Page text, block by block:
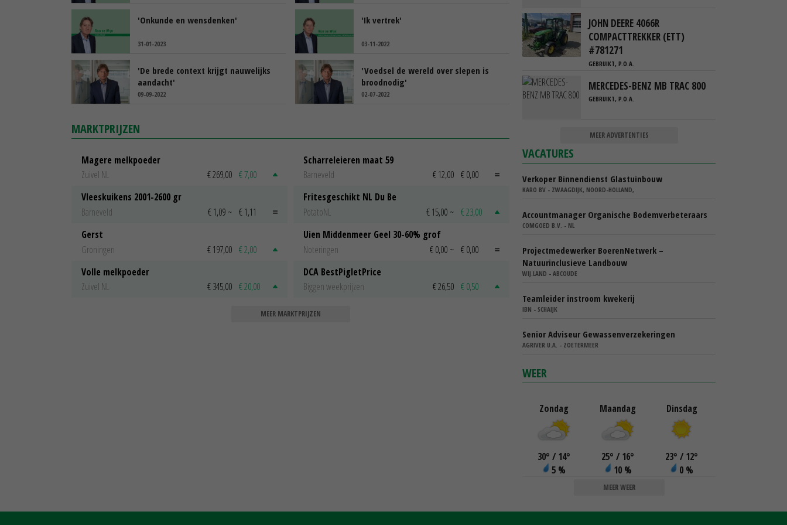
'Onkunde en wensdenken'
31-01-2023
'Ik vertrek'
03-11-2022
'De brede context krijgt nauwelijks
aandacht'
09-09-2022
'Voedsel de wereld over slepen is
broodnodig'
02-07-2022
MARKTPRIJZEN
Magere melkpoeder
Zuivel NL
€ 269,00 € 7,00
Vleeskuikens 2001-2600 gr
Barneveld
€ 1,09 ~ € 1,11
Gerst
Groningen
€ 197,00 € 2,00
Volle melkpoeder
Zuivel NL
€ 345,00 € 20,00
Scharreleieren maat 59
Barneveld
€ 12,00 € 0,00
Fritesgeschikt NL Du Be
PotatoNL
€ 15,00 ~ € 23,00
Uien Middenmeer Geel 30-60% grof
Noteringen
€ 0,00 ~ € 0,00
DCA BestPigletPrice
Biggen weekprijzen
€ 26,50 € 0,50
MEER MARKTPRIJZEN
JOHN DEERE 4066R
COMPACTTREKKER (ETT)
#781271
GEBRUIKT, P.O.A.
MERCEDES-BENZ MB TRAC 800
GEBRUIKT, P.O.A.
MEER ADVERTENTIES
VACATURES
Verkoper Binnendienst Glastuinbouw
KARO BV - ZWAAGDIJK, NOORD-HOLLAND,
Accountmanager Organische Bodemverbeteraars
COMGOED B.V. - NL
Projectmedewerker BoerenNetwerk –
Natuurinclusieve Landbouw
WIJ.LAND - ABCOUDE
Teamleider instroom kwekerij
IBN - SCHAIJK
Senior Adviseur Gewassenverzekeringen
AGRIVER U.A. - ZOETERMEER
WEER
Zondag
30° / 14°
5 %
Maandag
25° / 16°
10 %
Dinsdag
23° / 12°
0 %
MEER WEER